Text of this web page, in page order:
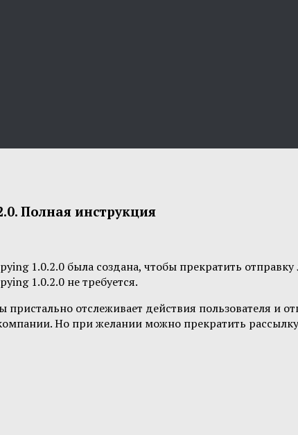
Полная инструкция
1.0.2.0 была создана, чтобы прекратить
1.0.2.0 не требуется.
пристально отслеживает действия пользователя и
Но при желании можно прекратить